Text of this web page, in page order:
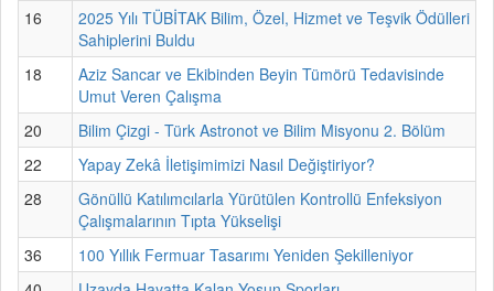
16
2025 Yılı TÜBİTAK Bilim, Özel, Hizmet ve Teşvik Ödülleri
Sahiplerini Buldu
18
Aziz Sancar ve Ekibinden Beyin Tümörü Tedavisinde
Umut Veren Çalışma
20
Bilim Çizgi - Türk Astronot ve Bilim Misyonu 2. Bölüm
22
Yapay Zekâ İletişimimizi Nasıl Değiştiriyor?
28
Gönüllü Katılımcılarla Yürütülen Kontrollü Enfeksiyon
Çalışmalarının Tıpta Yükselişi
36
100 Yıllık Fermuar Tasarımı Yeniden Şekilleniyor